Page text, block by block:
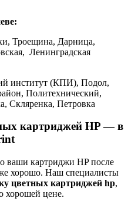
Троещина, Дарница,
Ленинградская
институт (КПИ), Подол,
Политехнический,
Скляренка, Петровка
картриджей HP — в
ваши картриджи HP после
хорошо. Наш специалисты
цветных картриджей hp,
хорошей цене.